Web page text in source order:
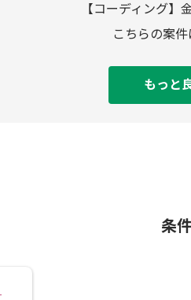
【コーディング
こちらの案
もっと
条